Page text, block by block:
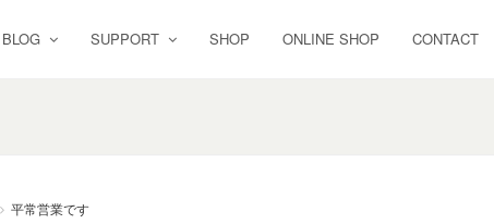
BLOG SUPPORT SHOP ONLINE SHOP CONTACT
平常営業です